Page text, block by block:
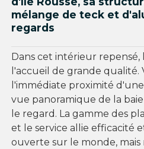
mélange de teck et
regards
Dans cet intérieur
l'accueil de grande qualité.
l'immédiate proximité
vue panoramique de la
le regard. La gamme des
et le service allie efficacité
ouverte sur le monde,